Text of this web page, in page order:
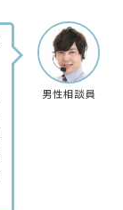
男性相談員